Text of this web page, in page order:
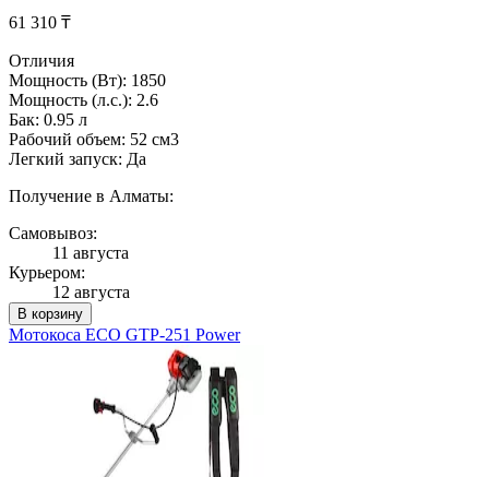
61 310 ₸
Отличия
Мощность (Вт): 1850
Мощность (л.с.): 2.6
Бак: 0.95 л
Рабочий объем: 52 см3
Легкий запуск: Да
Получение в Алматы:
Самовывоз:
11 августа
Курьером:
12 августа
В корзину
Мотокоса ECO GTP-251 Power